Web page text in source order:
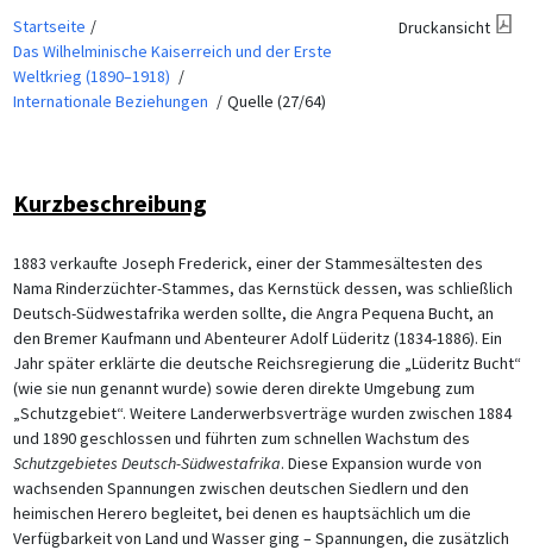
Startseite
Das Wilhelminische Kaiserreich und der Erste
Weltkrieg (1890–1918)
Internationale Beziehungen
Quelle (27/64)
Druckansicht
Kurzbeschreibung
1883 verkaufte Joseph Frederick, einer der Stammesältesten des
Nama Rinderzüchter-Stammes, das Kernstück dessen, was schließlich
Deutsch-Südwestafrika werden sollte, die Angra Pequena Bucht, an
den Bremer Kaufmann und Abenteurer Adolf Lüderitz (1834-1886). Ein
Jahr später erklärte die deutsche Reichsregierung die „Lüderitz Bucht“
(wie sie nun genannt wurde) sowie deren direkte Umgebung zum
„Schutzgebiet“. Weitere Landerwerbsverträge wurden zwischen 1884
und 1890 geschlossen und führten zum schnellen Wachstum des
Schutzgebietes Deutsch-Südwestafrika. Diese Expansion wurde von
wachsenden Spannungen zwischen deutschen Siedlern und den
heimischen Herero begleitet, bei denen es hauptsächlich um die
Verfügbarkeit von Land und Wasser ging – Spannungen, die zusätzlich